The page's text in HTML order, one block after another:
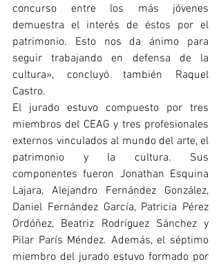
concurso entre los más jóvenes
demuestra el interés de éstos por el
patrimonio. Esto nos da ánimo para
seguir trabajando en defensa de la
cultura», concluyó también Raquel
Castro.
El jurado estuvo compuesto por tres
miembros del CEAG y tres profesionales
externos vinculados al mundo del arte, el
patrimonio y la cultura. Sus
componentes fueron Jonathan Esquina
Lajara, Alejandro Fernández González,
Daniel Fernández García, Patricia Pérez
Ordóñez, Beatriz Rodríguez Sánchez y
Pilar París Méndez. Además, el séptimo
miembro del jurado estuvo formado por